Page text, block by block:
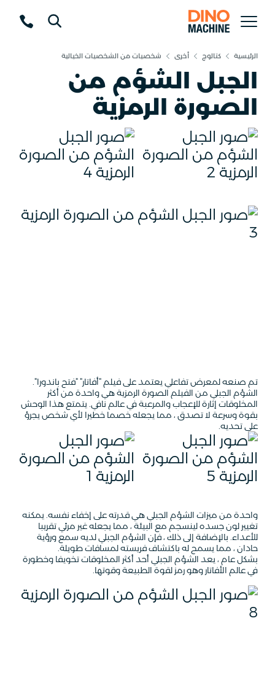
الرئيسية كتالوج أخرى شخصيات من الشخصيات الخيالية
الجبل الشؤم من
الصورة الرمزية
تم صنعه لمعرض تفاعلي يعتمد على فيلم "أفاتار" "فتح باندورا".
الشؤم الجبلي من الفيلم الصورة الرمزية هي واحدة من أكثر
المخلوقات إثارة للإعجاب والمرعبة في عالم نافي. يتمتع هذا الوحش
بقوة وسرعة لا تصدق ، مما يجعله خصما خطيرا لأي شخص يجرؤ
على تحديه.
واحدة من ميزات الشؤم الجبلي هي قدرته على إخفاء نفسه. يمكنه
تغيير لون جسده لينسجم مع البيئة ، مما يجعله غير مرئي تقريبا
للأعداء. بالإضافة إلى ذلك ، فإن الشؤم الجبلي لديه سمع ورؤية
حادان ، مما يسمح له باكتشاف فريسته لمسافات طويلة.
بشكل عام ، يعد الشؤم الجبلي أحد أكثر المخلوقات تخويفا وخطورة
في عالم الأفاتار وهو رمز لقوة الطبيعة وقوتها.